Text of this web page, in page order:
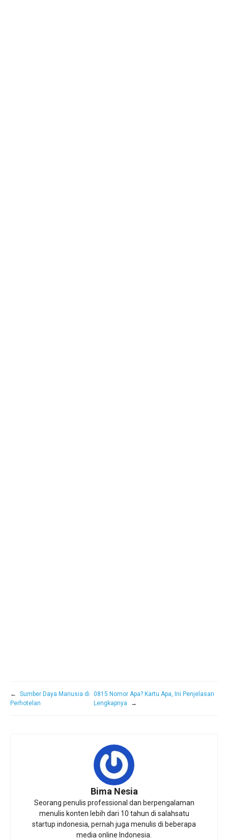
←
Sumber Daya Manusia di
Perhotelan
0815 Nomor Apa? Kartu Apa, Ini Penjelasan
Lengkapnya
→
Bima Nesia
Seorang penulis professional dan berpengalaman
menulis konten lebih dari 10 tahun di salahsatu
startup indonesia, pernah juga menulis di beberapa
media online Indonesia.